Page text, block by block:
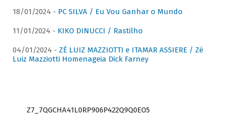
18/01/2024 - PC SILVA / Eu Vou Ganhar o Mundo
11/01/2024 - KIKO DINUCCI / Rastilho
04/01/2024 - ZÉ LUIZ MAZZIOTTI e ITAMAR ASSIERE / Zé
Luiz Mazziotti Homenageia Dick Farney
Z7_7QGCHA41L0RP906P422Q9Q0EO5